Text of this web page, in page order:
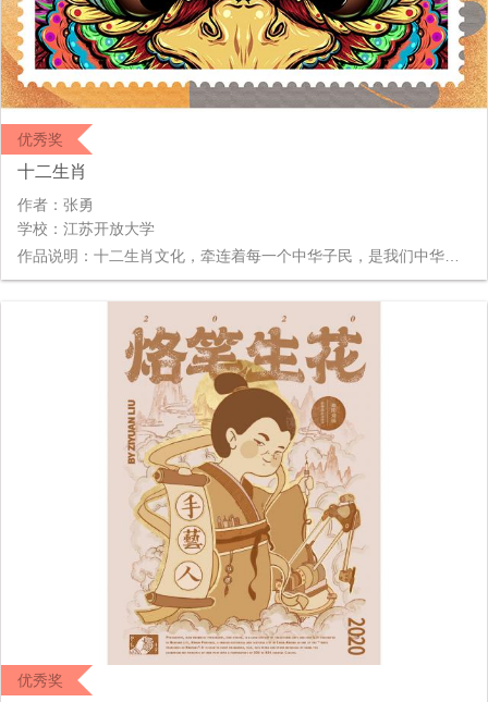
优秀奖
十二生肖
作者：张勇
学校：江苏开放大学
优秀奖